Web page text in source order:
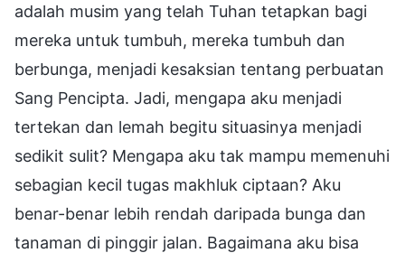
adalah musim yang telah Tuhan tetapkan bagi
mereka untuk tumbuh, mereka tumbuh dan
berbunga, menjadi kesaksian tentang perbuatan
Sang Pencipta. Jadi, mengapa aku menjadi
tertekan dan lemah begitu situasinya menjadi
sedikit sulit? Mengapa aku tak mampu memenuhi
sebagian kecil tugas makhluk ciptaan? Aku
benar-benar lebih rendah daripada bunga dan
tanaman di pinggir jalan. Bagaimana aku bisa